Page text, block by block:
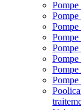
Pompe
Pompe
Pompe